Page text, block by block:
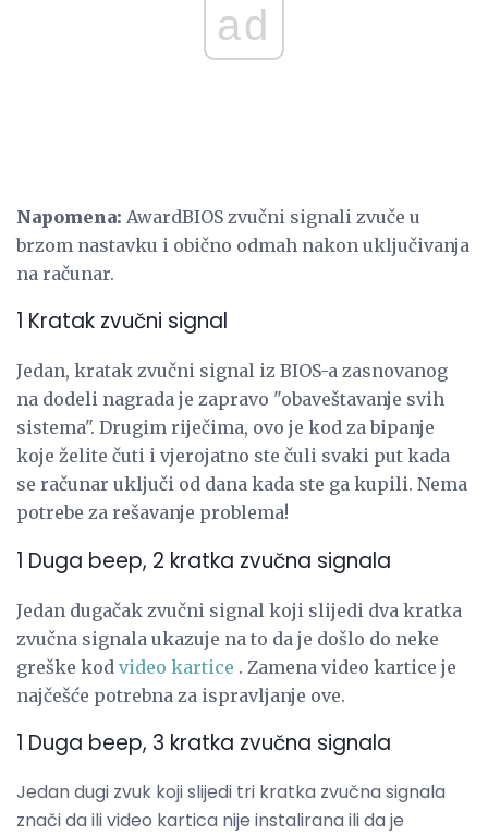
ad
Napomena: AwardBIOS zvučni signali zvuče u
brzom nastavku i obično odmah nakon uključivanja
na računar.
1 Kratak zvučni signal
Jedan, kratak zvučni signal iz BIOS-a zasnovanog
na dodeli nagrada je zapravo "obaveštavanje svih
sistema". Drugim riječima, ovo je kod za bipanje
koje želite čuti i vjerojatno ste čuli svaki put kada
se računar uključi od dana kada ste ga kupili. Nema
potrebe za rešavanje problema!
1 Duga beep, 2 kratka zvučna signala
Jedan dugačak zvučni signal koji slijedi dva kratka
zvučna signala ukazuje na to da je došlo do neke
greške kod video kartice . Zamena video kartice je
najčešće potrebna za ispravljanje ove.
1 Duga beep, 3 kratka zvučna signala
Jedan dugi zvuk koji slijedi tri kratka zvučna signala
znači da ili video kartica nije instalirana ili da je